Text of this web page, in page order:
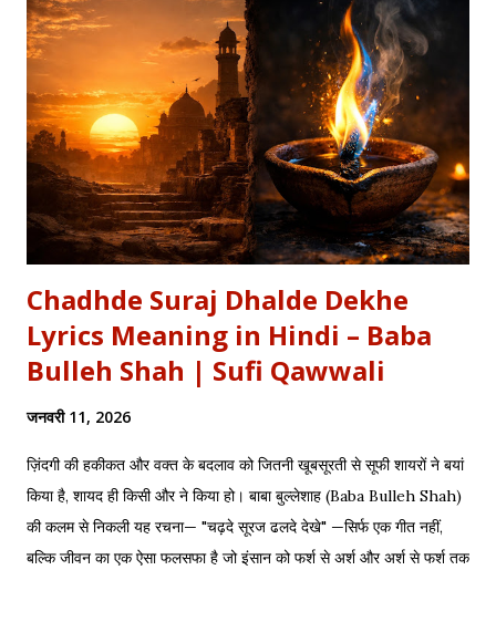
Ras Kavitayein. तलवार, धनुष और पैदल सैनिक कुरुक्षेत्र में खड़े हुए, रक्त
पिपासु महारथी इक दूजे सम्मुख अड़े हुए | कई लाख सेना के सम्मुख पांडव पाँच बिचारे
थे, एक तरफ थे योद्धा सब, एक तरफ समय के मारे थे | महा-समर की प्रतिक्षा में सारे
ताक रहे थे जी, और पार्थ के रथ को केशव स्वयं हाँक रहे थे जी || रणभूमि के सभी
नजारे देखन में कुछ खास लगे, माधव ने अर्जुन को देखा, अर्जुन उन्हें उदास लगे | ...
Chadhde Suraj Dhalde Dekhe
Lyrics Meaning in Hindi – Baba
Bulleh Shah | Sufi Qawwali
जनवरी 11, 2026
ज़िंदगी की हकीकत और वक्त के बदलाव को जितनी खूबसूरती से सूफी शायरों ने बयां
किया है, शायद ही किसी और ने किया हो। बाबा बुल्लेशाह (Baba Bulleh Shah)
की कलम से निकली यह रचना— "चढ़दे सूरज ढलदे देखे" —सिर्फ एक गीत नहीं,
बल्कि जीवन का एक ऐसा फलसफा है जो इंसान को फर्श से अर्श और अर्श से फर्श तक